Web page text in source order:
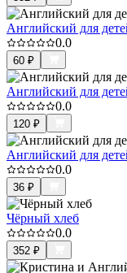
Английский для
0.0
60 ₽
Английский для
0.0
120 ₽
Английский для
0.0
36 ₽
Чёрный хлеб
0.0
352 ₽